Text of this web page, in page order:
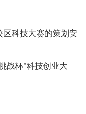
科技大赛的策划安
杯"科技创业大